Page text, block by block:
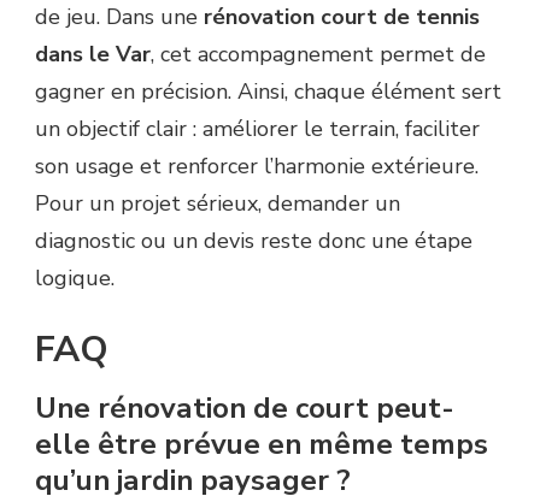
de jeu. Dans une rénovation court de tennis
dans le Var, cet accompagnement permet de
gagner en précision. Ainsi, chaque élément sert
un objectif clair : améliorer le terrain, faciliter
son usage et renforcer l’harmonie extérieure.
Pour un projet sérieux, demander un
diagnostic ou un devis reste donc une étape
logique.
FAQ
Une rénovation de court peut-
elle être prévue en même temps
qu’un jardin paysager ?